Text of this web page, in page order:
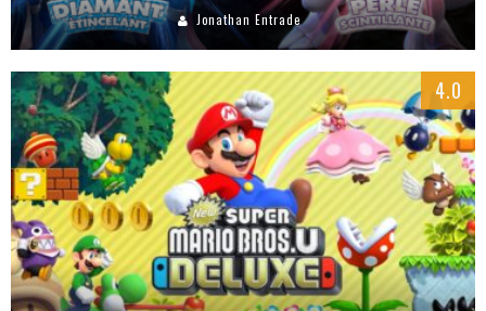
Jonathan Entrade
4.0